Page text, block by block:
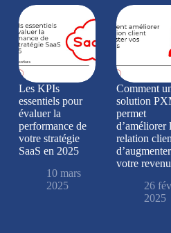
Les KPIs
essentiels pour
évaluer la
performance de
votre stratégie
SaaS en 2025
10 mars
2025
Comment
solution
permet
d’améliorer
relation
d’augmenter
votre revenu
26
2025